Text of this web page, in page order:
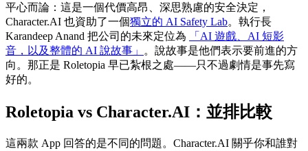
平心而論：這是一個代價高昂、深思熟慮的安全決定，
Character.AI 也資助了一個獨立的 AI Safety Lab。執行長
Karandeep Anand 把公司的未來定位為
「AI 遊戲、AI 短影
音，以及整體的 AI 說故事」
。說故事是他們表示要前進的方
向。那正是 Roletopia 早已紮根之處——只不過劇情是事先寫
好的。
Roletopia vs Character.AI：並排比較
這兩款 App 回答的是不同的問題。Character.AI 關乎你和誰對